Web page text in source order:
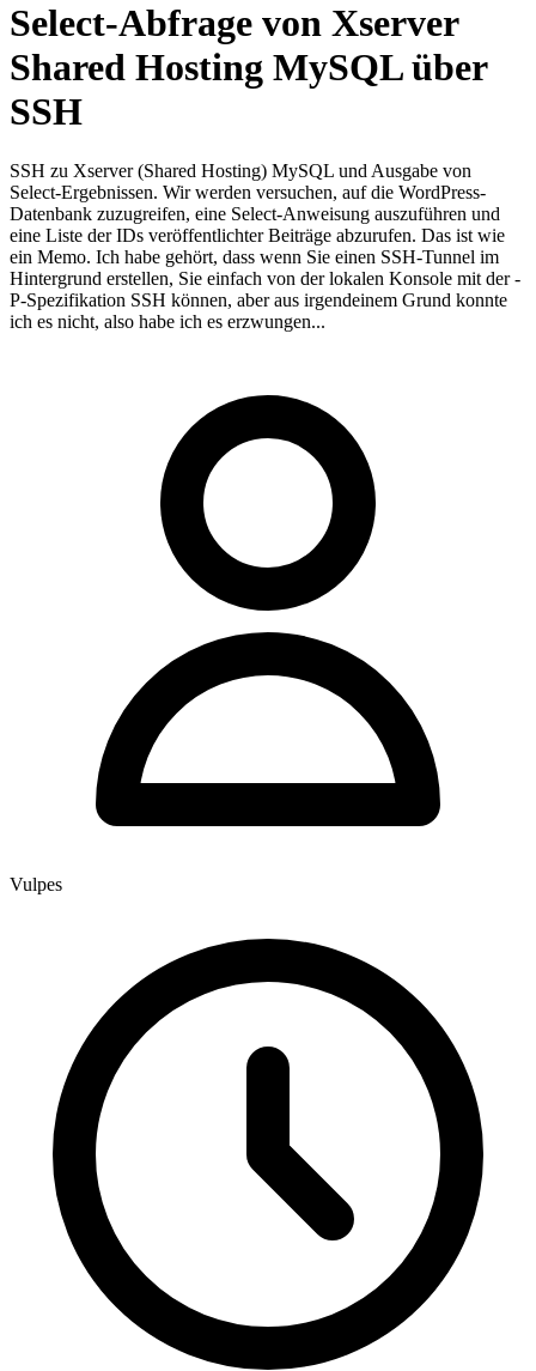
Select-Abfrage von Xserver
Shared Hosting MySQL über
SSH
SSH zu Xserver (Shared Hosting) MySQL und Ausgabe von
Select-Ergebnissen. Wir werden versuchen, auf die WordPress-
Datenbank zuzugreifen, eine Select-Anweisung auszuführen und
eine Liste der IDs veröffentlichter Beiträge abzurufen. Das ist wie
ein Memo. Ich habe gehört, dass wenn Sie einen SSH-Tunnel im
Hintergrund erstellen, Sie einfach von der lokalen Konsole mit der -
P-Spezifikation SSH können, aber aus irgendeinem Grund konnte
ich es nicht, also habe ich es erzwungen...
Vulpes